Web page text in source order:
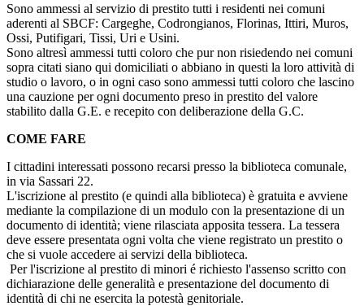
Sono ammessi al servizio di prestito tutti i residenti nei comuni
aderenti al SBCF: Cargeghe, Codrongianos, Florinas, Ittiri, Muros,
Ossi, Putifigari, Tissi, Uri e Usini.
Sono altresì ammessi tutti coloro che pur non risiedendo nei comuni
sopra citati siano qui domiciliati o abbiano in questi la loro attività di
studio o lavoro, o in ogni caso sono ammessi tutti coloro che lascino
una cauzione per ogni documento preso in prestito del valore
stabilito dalla G.E. e recepito con deliberazione della G.C.
COME FARE
I cittadini interessati possono recarsi presso la biblioteca comunale,
in via Sassari 22.
L'iscrizione al prestito (e quindi alla biblioteca) è gratuita e avviene
mediante la compilazione di un modulo con la presentazione di un
documento di identità; viene rilasciata apposita tessera. La tessera
deve essere presentata ogni volta che viene registrato un prestito o
che si vuole accedere ai servizi della biblioteca.
Per l'iscrizione al prestito di minori é richiesto l'assenso scritto con
dichiarazione delle generalità e presentazione del documento di
identità di chi ne esercita la potestà genitoriale.